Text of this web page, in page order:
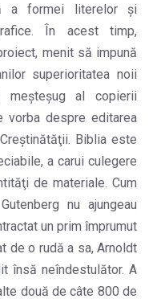
a formei literelor şi
În acest timp,
menit să impună
superioritatea noii
al copierii
vorba despre editarea
Biblia este
a carui culegere
de materiale. Cum
nu ajungeau
un prim împrumut
de o rudă a sa, Arnoldt
însă neîndestulător. A
două de câte 800 de